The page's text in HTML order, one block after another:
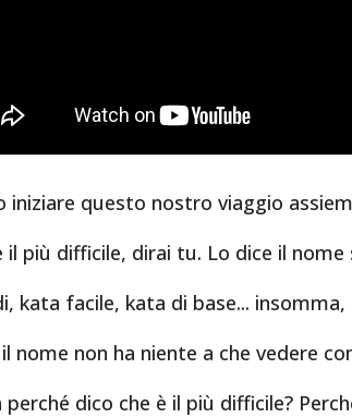
iniziare questo nostro viaggio
il più difficile, dirai tu. Lo dice il
kata facile, kata di base...
il nome non ha niente a che vedere
perché dico che è il più difficile?